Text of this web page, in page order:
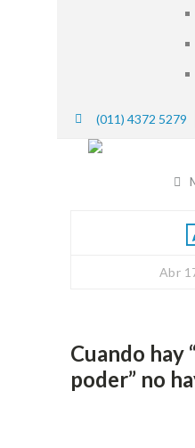
(011) 4372 5279
Abr
Cuando hay
poder” no